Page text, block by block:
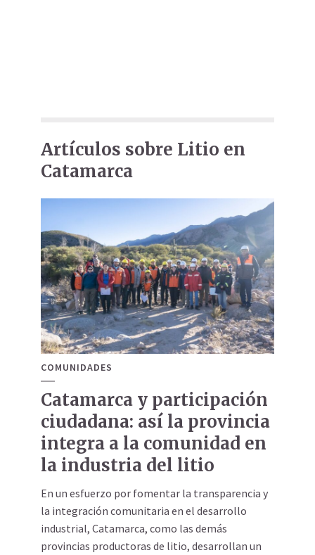
Artículos sobre Litio en
Catamarca
COMUNIDADES
Catamarca y participación
ciudadana: así la provincia
integra a la comunidad en
la industria del litio
En un esfuerzo por fomentar la transparencia y
la integración comunitaria en el desarrollo
industrial, Catamarca, como las demás
provincias productoras de litio, desarrollan un